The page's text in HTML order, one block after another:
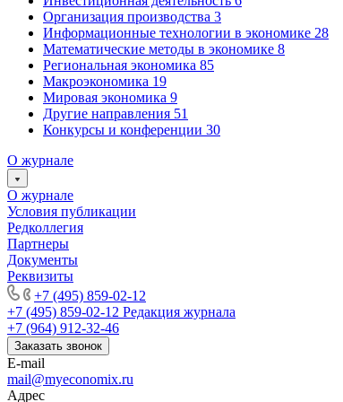
Организация производства 3
Информационные технологии в экономике 28
Математические методы в экономике 8
Региональная экономика 85
Макроэкономика 19
Мировая экономика 9
Другие направления 51
Конкурсы и конференции 30
О журнале
О журнале
Условия публикации
Редколлегия
Партнеры
Документы
Реквизиты
+7 (495) 859-02-12
+7 (495) 859-02-12 Редакция журнала
+7 (964) 912-32-46
Заказать звонок
E-mail
mail@myeconomix.ru
Адрес